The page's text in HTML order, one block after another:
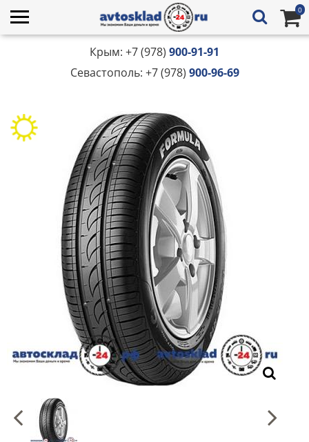
0
Крым: +7 (978) 900-91-91
Севастополь: +7 (978) 900-96-69